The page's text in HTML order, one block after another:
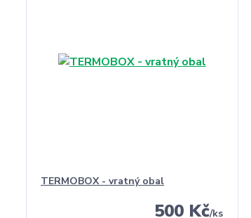
TERMOBOX - vratný obal
500 Kč/ks